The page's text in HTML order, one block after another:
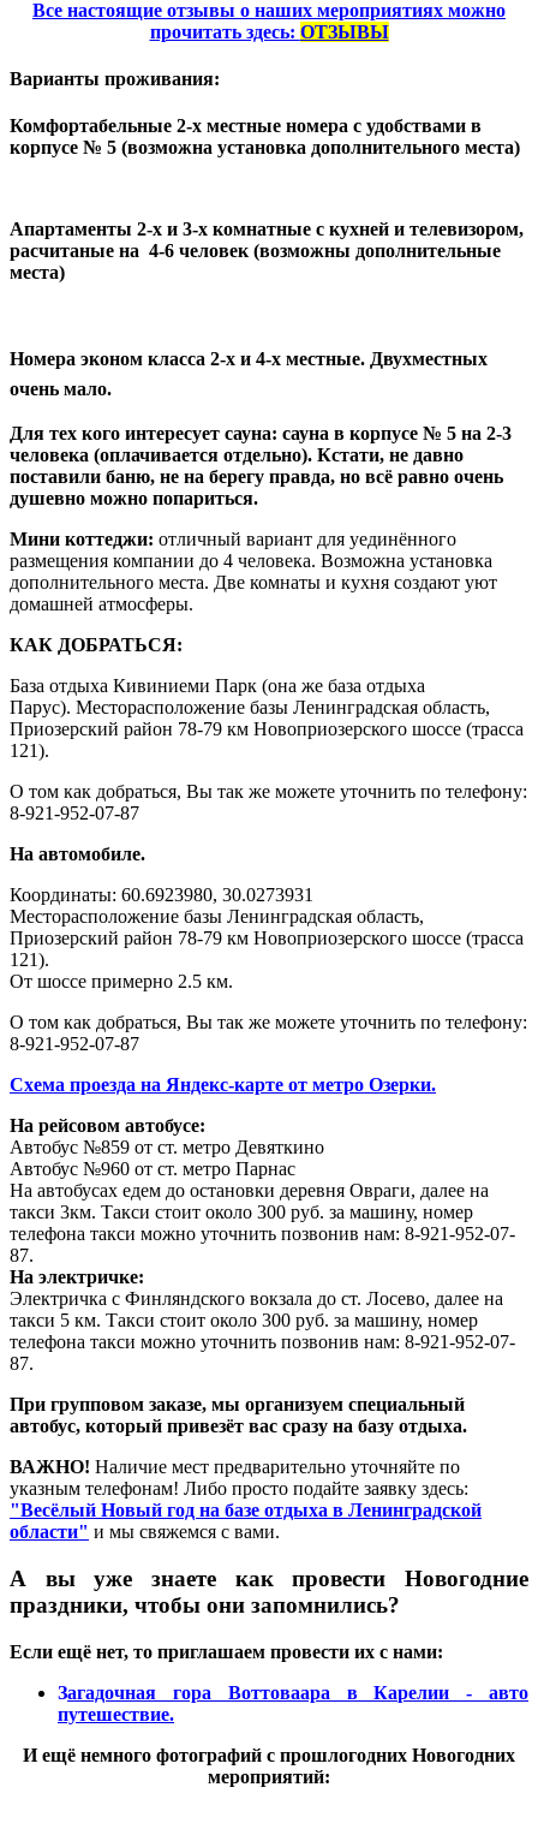
Все настоящие отзывы о наших мероприятиях можно
прочитать здесь: ОТЗЫВЫ
Варианты проживания:
Комфортабельные 2-х местные номера с удобствами в
корпусе № 5 (возможна установка дополнительного места)
Апартаменты 2-х и 3-х комнатные с кухней и телевизором,
расчитаные на 4-6 человек (возможны дополнительные
места)
Номера эконом класса 2-х и 4-х местные. Двухместных
очень мало.
Для тех кого интересует сауна: сауна в корпусе № 5 на 2-3
человека (оплачивается отдельно). Кстати, не давно
поставили баню, не на берегу правда, но всё равно очень
душевно можно попариться.
Мини коттеджи: отличный вариант для уединённого
размещения компании до 4 человека. Возможна установка
дополнительного места. Две комнаты и кухня создают уют
домашней атмосферы.
КАК ДОБРАТЬСЯ:
База отдыха Кивиниеми Парк (она же база отдыха
Парус). Месторасположение базы Ленинградская область,
Приозерский район 78-79 км Новоприозерского шоссе (трасса
121).
О том как добраться, Вы так же можете уточнить по телефону:
8-921-952-07-87
На автомобиле.
Координаты: 60.6923980, 30.0273931
Месторасположение базы Ленинградская область,
Приозерский район 78-79 км Новоприозерского шоссе (трасса
121).
От шоссе примерно 2.5 км.
О том как добраться, Вы так же можете уточнить по телефону:
8-921-952-07-87
Схема проезда на Яндекс-карте от метро Озерки.
На рейсовом автобусе:
Автобус №859 от ст. метро Девяткино
Автобус №960 от ст. метро Парнас
На автобусах едем до остановки деревня Овраги, далее на
такси 3км. Такси стоит около 300 руб. за машину, номер
телефона такси можно уточнить позвонив нам: 8-921-952-07-
87.
На электричке:
Электричка с Финляндского вокзала до ст. Лосево, далее на
такси 5 км. Такси стоит около 300 руб. за машину, номер
телефона такси можно уточнить позвонив нам: 8-921-952-07-
87.
При групповом заказе, мы организуем специальный
автобус, который привезёт вас сразу на базу отдыха.
ВАЖНО! Наличие мест предварительно уточняйте по
указным телефонам! Либо просто подайте заявку здесь:
"Весёлый Новый год на базе отдыха в Ленинградской
области" и мы свяжемся с вами.
А вы уже знаете как провести Новогодние
праздники, чтобы они запомнились?
Если ещё нет, то приглашаем провести их с нами:
Загадочная гора Воттоваара в Карелии - авто
путешествие.
И ещё немного фотографий с прошлогодних Новогодних
мероприятий: